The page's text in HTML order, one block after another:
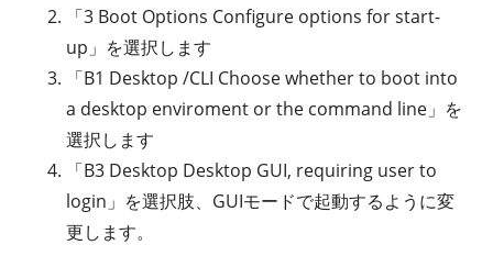
「3 Boot Options Configure options for start-
up」を選択します
「B1 Desktop /CLI Choose whether to boot into
a desktop enviroment or the command line」を
選択します
「B3 Desktop Desktop GUI, requiring user to
login」を選択肢、GUIモードで起動するように変
更します。